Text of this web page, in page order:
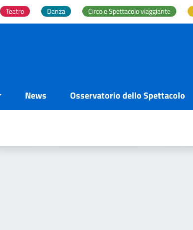
Teatro Danza Circo e Spettacolo viaggiante
News Osservatorio dello Spettacolo